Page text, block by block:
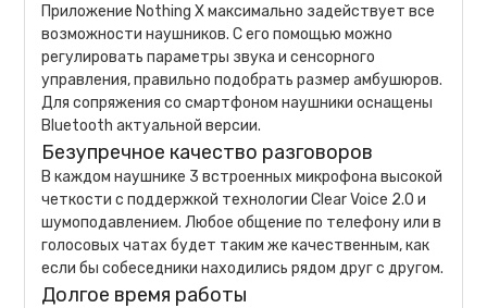
Приложение Nothing X максимально задействует все
возможности наушников. С его помощью можно
регулировать параметры звука и сенсорного
управления, правильно подобрать размер амбушюров.
Для сопряжения со смартфоном наушники оснащены
Bluetooth актуальной версии.
Безупречное качество разговоров
В каждом наушнике 3 встроенных микрофона высокой
четкости с поддержкой технологии Clear Voice 2.0 и
шумоподавлением. Любое общение по телефону или в
голосовых чатах будет таким же качественным, как
если бы собеседники находились рядом друг с другом.
Долгое время работы